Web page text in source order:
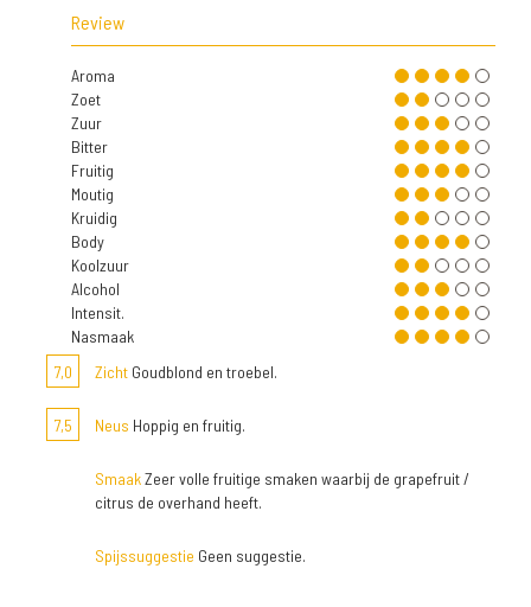
Review
Aroma
Zoet
Zuur
Bitter
Fruitig
Moutig
Kruidig
Body
Koolzuur
Alcohol
Intensit.
Nasmaak
7,0
Zicht Goudblond en troebel.
7,5 Neus Hoppig en fruitig.
SmaakZeer volle fruitige smaken waarbij de grapefruit /
citrus de overhand heeft.
Spijssuggestie Geen suggestie.